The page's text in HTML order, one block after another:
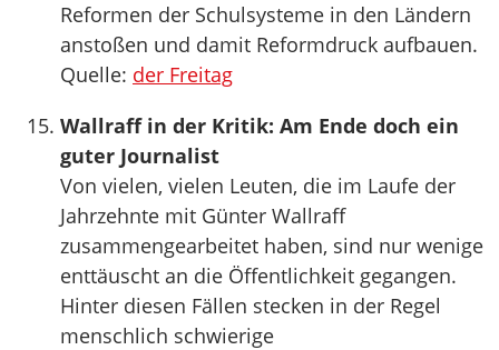
Reformen der Schulsysteme in den Ländern
anstoßen und damit Reformdruck aufbauen.
Quelle: der Freitag
Wallraff in der Kritik: Am Ende doch ein
guter Journalist
Von vielen, vielen Leuten, die im Laufe der
Jahrzehnte mit Günter Wallraff
zusammengearbeitet haben, sind nur wenige
enttäuscht an die Öffentlichkeit gegangen.
Hinter diesen Fällen stecken in der Regel
menschlich schwierige